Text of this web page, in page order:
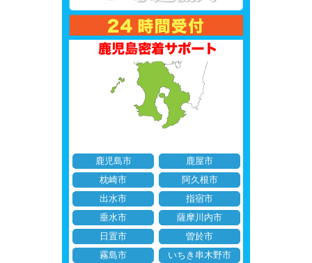
鹿児島市
鹿屋市
枕崎市
阿久根市
出水市
指宿市
垂水市
薩摩川内市
日置市
曽於市
霧島市
いちき串木野市